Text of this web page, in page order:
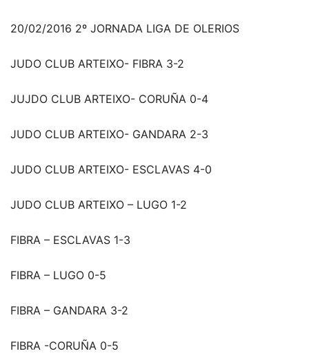
20/02/2016 2º JORNADA LIGA DE OLERIOS
JUDO CLUB ARTEIXO- FIBRA 3-2
JUJDO CLUB ARTEIXO- CORUÑA 0-4
JUDO CLUB ARTEIXO- GANDARA 2-3
JUDO CLUB ARTEIXO- ESCLAVAS 4-0
JUDO CLUB ARTEIXO – LUGO 1-2
FIBRA – ESCLAVAS 1-3
FIBRA – LUGO 0-5
FIBRA – GANDARA 3-2
FIBRA -CORUÑA 0-5